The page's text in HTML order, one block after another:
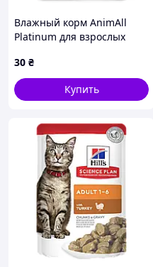
Влажный корм AnimAll
Platinum для взрослых
соусе, 85 г
30 ₴
Купить